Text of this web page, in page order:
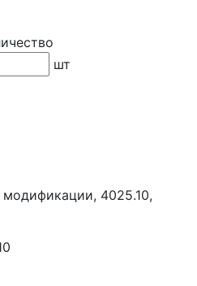
шт
модификации, 4025.10,